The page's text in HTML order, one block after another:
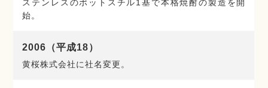
ステンレスのポットスチル1基で本格焼酎の製造を開
始。
2006（平成18）
黄桜株式会社に社名変更。